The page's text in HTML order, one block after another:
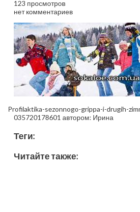
123 просмотров
нет комментариев
Profilaktika-sezonnogo-grippa-i-drugih-
035720178601 автором: Ирина
Теги:
Читайте также: